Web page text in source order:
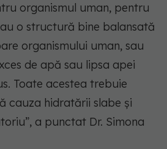
organismul uman, pentru
o structură bine balansată
organismului uman, sau
de apă sau lipsa apei
Toate acestea trebuie
cauza hidratării slabe și
a punctat Dr. Simona